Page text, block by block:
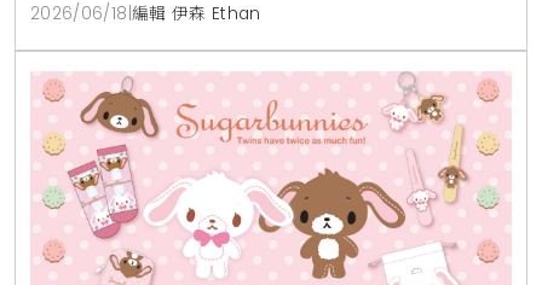
2026/06/18 編輯 伊森 Ethan